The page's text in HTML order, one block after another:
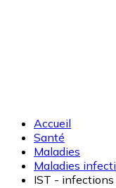
Accueil
Santé
Maladies
Maladies
IST -